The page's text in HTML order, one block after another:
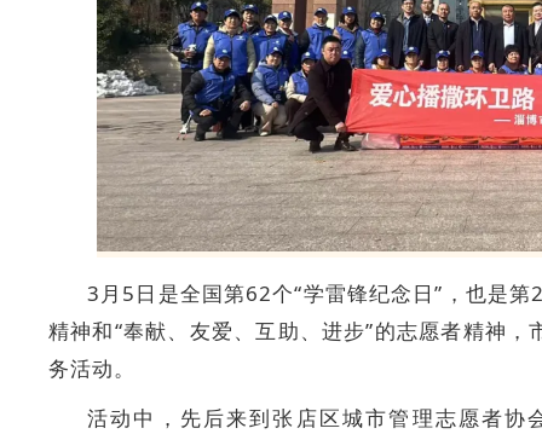
3月5日是全国第62个“学雷锋纪念日”，也是第
精神和“奉献、友爱、互助、进步”的志愿者精神
务活动。
活动中，先后来到张店区城市管理志愿者